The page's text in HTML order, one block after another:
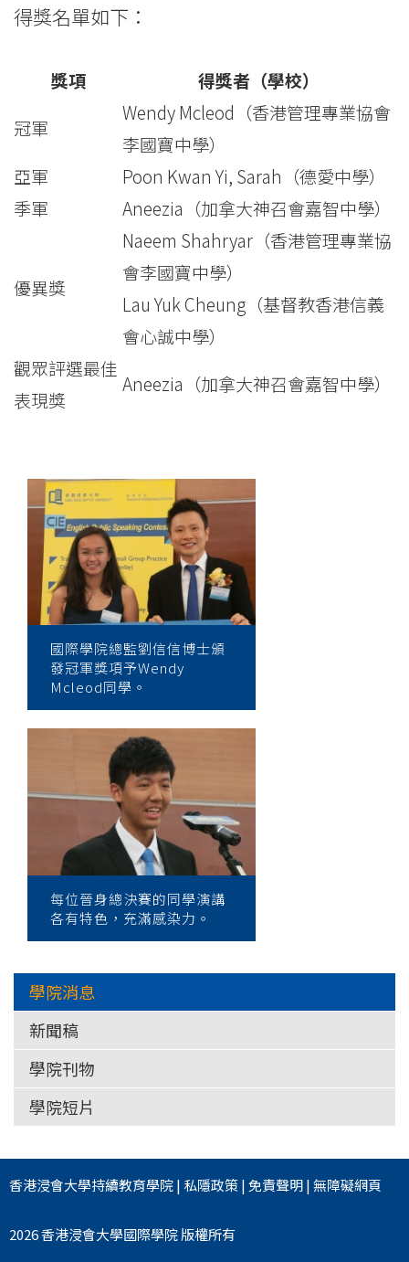
得獎名單如下：
獎項
得獎者（學校）
冠軍
Wendy Mcleod（香港管理專業協會
李國寶中學）
亞軍
Poon Kwan Yi, Sarah（德愛中學）
季軍
Aneezia（加拿大神召會嘉智中學）
優異獎
Naeem Shahryar（香港管理專業協
會李國寶中學）
Lau Yuk Cheung（基督教香港信義
會心誠中學）
觀眾評選最佳
表現獎
Aneezia（加拿大神召會嘉智中學）
國際學院總監劉信信博士頒
發冠軍獎項予Wendy
Mcleod同學。
每位晉身總決賽的同學演講
各有特色，充滿感染力。
學院消息
新聞稿
學院刊物
學院短片
香港浸會大學持續教育學院| 私隱政策|免責聲明|無障礙網頁
2026 香港浸會大學國際學院 版權所有